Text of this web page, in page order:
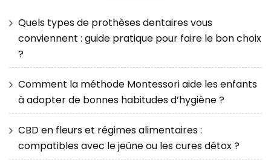
Quels types de prothèses dentaires vous
conviennent : guide pratique pour faire le bon choix
?
Comment la méthode Montessori aide les enfants
à adopter de bonnes habitudes d’hygiène ?
CBD en fleurs et régimes alimentaires :
compatibles avec le jeûne ou les cures détox ?